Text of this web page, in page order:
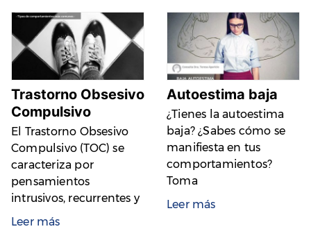
Trastorno Obsesivo
Compulsivo
El Trastorno Obsesivo
Compulsivo (TOC) se
caracteriza por
pensamientos
intrusivos, recurrentes y
Leer más
Autoestima baja
¿Tienes la autoestima
baja? ¿Sabes cómo se
manifiesta en tus
comportamientos?
Toma
Leer más